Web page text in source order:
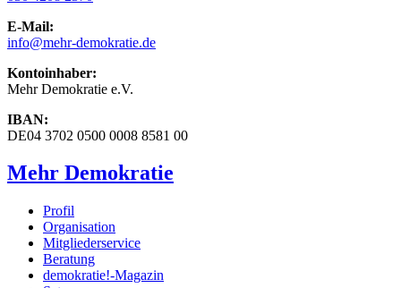
E-Mail:
info@mehr-demokratie.de
Kontoinhaber:
Mehr Demokratie e.V.
IBAN:
DE04 3702 0500 0008 8581 00
Mehr Demokratie
Profil
Organisation
Mitgliederservice
Beratung
demokratie!-Magazin